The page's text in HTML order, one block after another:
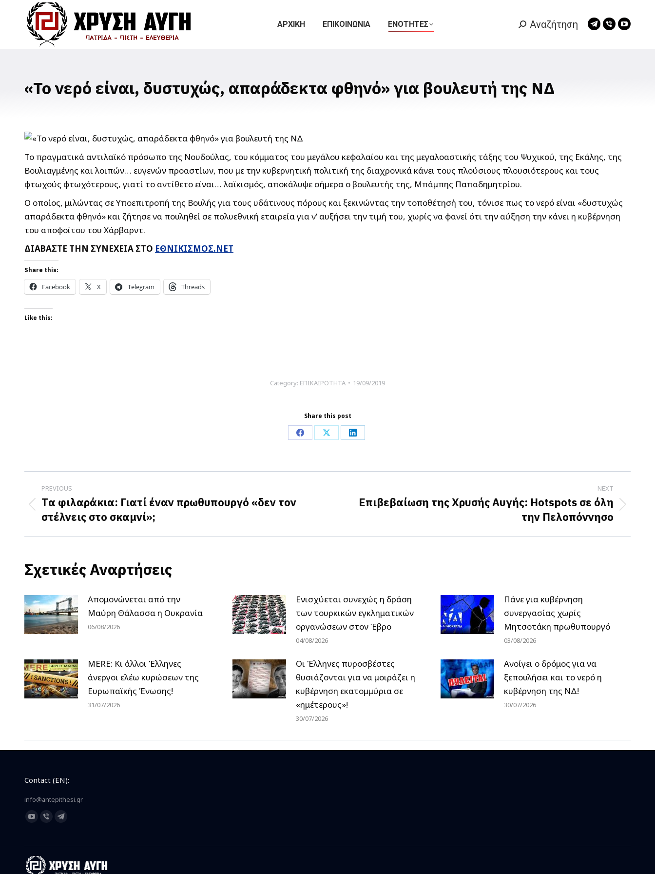
ΑΡΧΙΚΗ ΕΠΙΚΟΙΝΩΝΙΑ ΕΝΟΤΗΤΕΣ Search:
Αναζήτηση
Telegram
Viber
«Το νερό είναι, δυστυχώς, απαράδεκτα φθηνό» για βουλευτή της ΝΔ
Το πραγματικά αντιλαϊκό πρόσωπο της Νουδούλας, του κόμματος του μεγάλου κεφαλαίου και της μεγαλοαστικής τάξης του Ψυχικού, της Εκάλης, της
Βουλιαγμένης και λοιπών… ευγενών προαστίων, που με την κυβερνητική πολιτική της διαχρονικά κάνει τους πλούσιους πλουσιότερους και τους
φτωχούς φτωχότερους, γιατί το αντίθετο είναι… λαϊκισμός, αποκάλυψε σήμερα ο βουλευτής της, Μπάμπης Παπαδημητρίου.
Ο οποίος, μιλώντας σε Υποεπιτροπή της Βουλής για τους υδάτινους πόρους και ξεκινώντας την τοποθέτησή του, τόνισε πως το νερό είναι «δυστυχώς
απαράδεκτα φθηνό» και ζήτησε να πουληθεί σε πολυεθνική εταιρεία για ν’ αυξήσει την τιμή του, χωρίς να φανεί ότι την αύξηση την κάνει η κυβέρνηση
του αποφοίτου του Χάρβαρντ.
ΔΙΑΒΑΣΤΕ ΤΗΝ ΣΥΝΕΧΕΙΑ ΣΤΟ ΕΘΝΙΚΙΣΜΟΣ.ΝΕΤ
Share this:
Facebook X Telegram Threads
Like this:
Category: ΕΠΙΚΑΙΡΟΤΗΤΑ 19/09/2019
Share this post
Share
Facebook
Share
X
Share
LinkedIn
Post
navigation
PREVIOUS
Previous
post:
Tα φιλαράκια: Γιατί έναν πρωθυπουργό «δεν τον
στέλνεις στο σκαμνί»;
NEXT
Next
Επιβεβαίωση της Χρυσής Αυγής: Hotspots σε όλη
την Πελοπόννησο
Σχετικές Αναρτήσεις
Απομονώνεται από την
Μαύρη Θάλασσα η Ουκρανία
06/08/2026
Ενισχύεται συνεχώς η δράση
των τουρκικών εγκληματικών
οργανώσεων στον Έβρο
04/08/2026
Πάνε για κυβέρνηση
συνεργασίας χωρίς
Μητσοτάκη πρωθυπουργό
03/08/2026
MERE: Κι άλλοι Έλληνες
άνεργοι ελέω κυρώσεων της
Ευρωπαϊκής Ένωσης!
31/07/2026
Οι Έλληνες πυροσβέστες
θυσιάζονται για να μοιράζει η
κυβέρνηση εκατομμύρια σε
«ημέτερους»!
30/07/2026
Ανοίγει ο δρόμος για να
ξεπουλήσει και το νερό η
κυβέρνηση της ΝΔ!
30/07/2026
Contact (EN):
info@antepithesi.gr
Find us on:
YouTube
opens
in
Viber
opens
in
Telegram
opens
in